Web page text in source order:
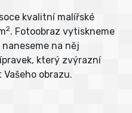
kvalitní malířské
2. Fotoobraz vytiskneme
na něj
který zvýrazní
obrazu.